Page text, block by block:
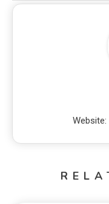
Website: